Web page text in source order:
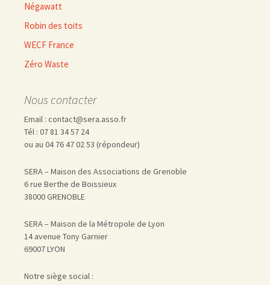
Négawatt
Robin des toits
WECF France
Zéro Waste
Nous contacter
Email : contact@sera.asso.fr
Tél : 07 81 34 57 24
ou au 04 76 47 02 53 (répondeur)
SERA – Maison des Associations de Grenoble
6 rue Berthe de Boissieux
38000 GRENOBLE
SERA – Maison de la Métropole de Lyon
14 avenue Tony Garnier
69007 LYON
Notre siège social :